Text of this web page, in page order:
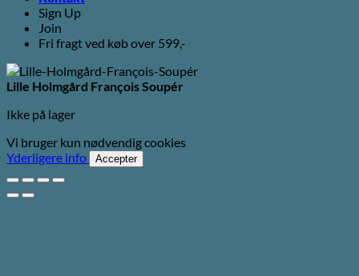
Sign Up
Join
Fri fragt ved køb over 599,-
Lille Holmgård François Soupér
Ikke på lager
Vi bruger kun nødvendig cookies
Yderligere info
Accepter